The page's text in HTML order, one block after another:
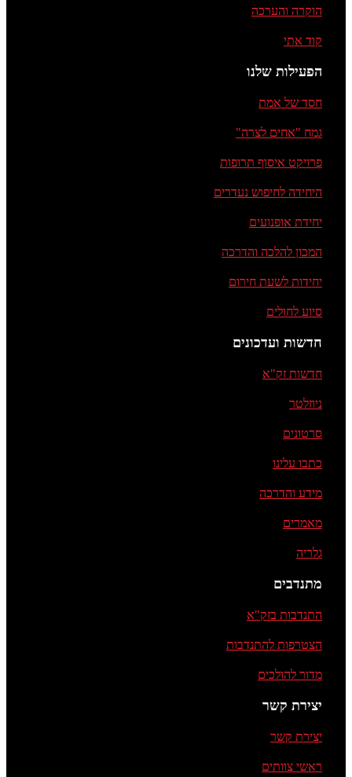
הוקרה והערכה
קוד אתי
הפעילות שלנו
חסד של אמת
גמח "אחים לצרה"
פרויקט איסוף תרופות
היחידה לחיפוש נעדרים
יחידת אופנועים
המכון להלכה והדרכה
יחידות לשעת חירום
סיוע לחולים
חדשות ועדכונים
חדשות זק"א
ניוזלטר
סרטונים
כתבו עלינו
מידע והדרכה
מאמרים
גלריה
מתנדבים
התנדבות בזק"א
הצטרפות להתנדבות
מדור להולכים
יצירת קשר
יצירת קשר
ראשי צוותים